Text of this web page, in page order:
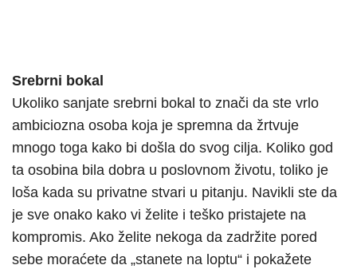
Srebrni bokal
Ukoliko sanjate srebrni bokal to znači da ste vrlo
ambiciozna osoba koja je spremna da žrtvuje
mnogo toga kako bi došla do svog cilja. Koliko god
ta osobina bila dobra u poslovnom životu, toliko je
loša kada su privatne stvari u pitanju. Navikli ste da
je sve onako kako vi želite i teško pristajete na
kompromis. Ako želite nekoga da zadržite pored
sebe moraćete da „stanete na loptu“ i pokažete